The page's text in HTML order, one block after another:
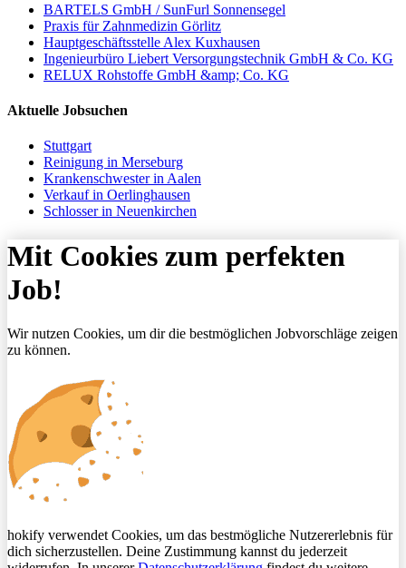
BARTELS GmbH / SunFurl Sonnensegel
Praxis für Zahnmedizin Görlitz
Hauptgeschäftsstelle Alex Kuxhausen
Ingenieurbüro Liebert Versorgungstechnik GmbH & Co. KG
RELUX Rohstoffe GmbH &amp; Co. KG
Aktuelle Jobsuchen
Stuttgart
Reinigung in Merseburg
Krankenschwester in Aalen
Verkauf in Oerlinghausen
Schlosser in Neuenkirchen
Mit Cookies zum perfekten
Job!
Wir nutzen Cookies, um dir die bestmöglichen Jobvorschläge zeigen
zu können.
hokify verwendet Cookies, um das bestmögliche Nutzererlebnis für
dich sicherzustellen. Deine Zustimmung kannst du jederzeit